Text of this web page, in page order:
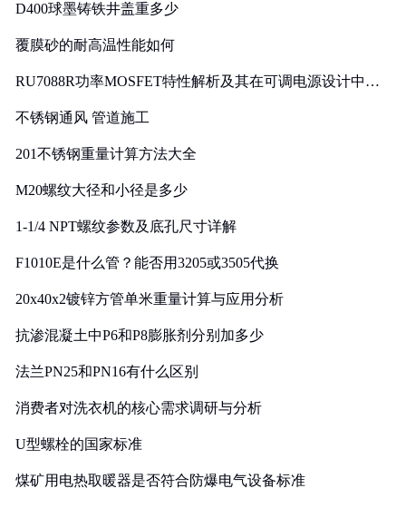
D400球墨铸铁井盖重多少
覆膜砂的耐高温性能如何
RU7088R功率MOSFET特性解析及其在可调电源设计中的
不锈钢通风 管道施工
201不锈钢重量计算方法大全
M20螺纹大径和小径是多少
1-1/4 NPT螺纹参数及底孔尺寸详解
F1010E是什么管？能否用3205或3505代换
20x40x2镀锌方管单米重量计算与应用分析
抗渗混凝土中P6和P8膨胀剂分别加多少
法兰PN25和PN16有什么区别
消费者对洗衣机的核心需求调研与分析
U型螺栓的国家标准
煤矿用电热取暖器是否符合防爆电气设备标准